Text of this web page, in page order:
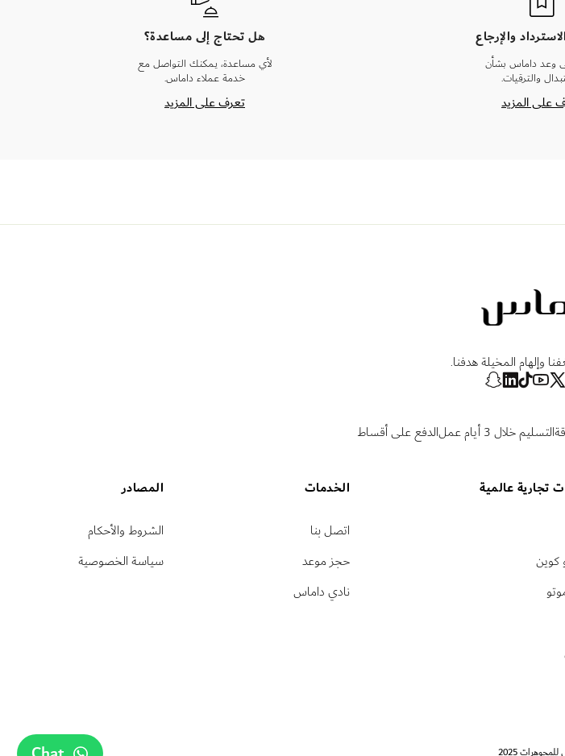
والإرجاع
وعد داماس بشأن
والترقيات.
على المزيد
هل تحتاج إلى مساعدة؟
لأي مساعدة، يمكنك التواصل مع
خدمة عملاء داماس.
تعرف على المزيد
وإلهام المخيلة هدفنا.
التسليم خلال 3 أيام عمل الدفع على أقساط
تجارية عالمية
كوين
الخدمات
اتصل بنا
حجز موعد
نادي داماس
المصادر
الشروط والأحكام
سياسة الخصوصية
2025